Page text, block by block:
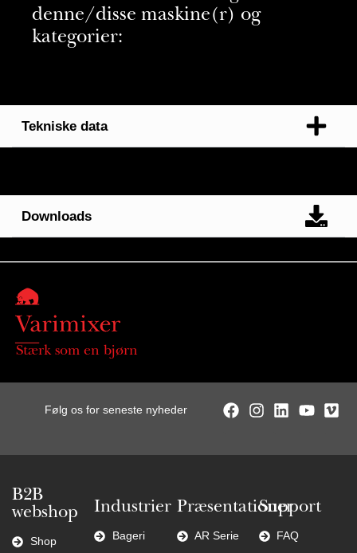
denne/disse maskine(r) og
kategorier:
Tekniske data
Downloads
Stærk som en bjørn
Følg os for seneste nyheder
B2B
webshop
Shop
Industrier
Bageri
Præsentationer
AR Serie
Support
FAQ